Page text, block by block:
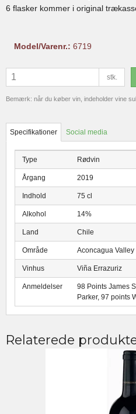
6 flasker kommer i original
Model/Varenr.: 6719
stk.
Bemærk: når du køber vin, indeholder vine
Specifikationer Social media
Type Rødvin
Årgang 2019
Indhold 75 cl
Alkohol 14%
Land Chile
Område Aconcagua Valley
Vinhus Viña Errazuriz
Anmeldelser
98 Points James
Parker, 97 points
Relaterede